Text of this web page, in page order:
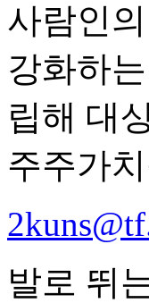
사람인
강화하
립해 대
주주가
발로 뛰